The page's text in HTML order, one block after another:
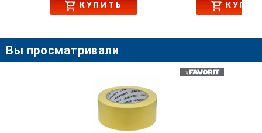
КУПИТЬ
Вы просматривали